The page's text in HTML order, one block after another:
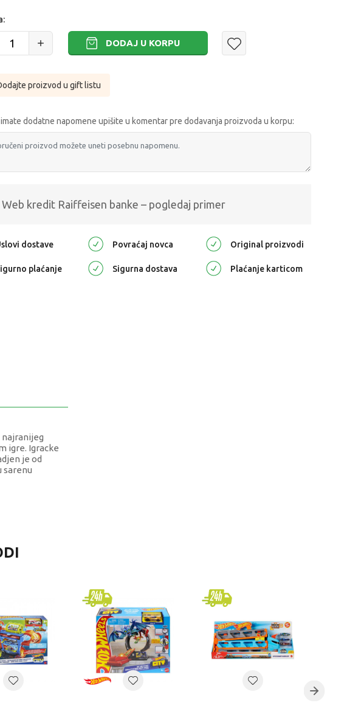
DODAJ U KORPU
proizvod u gift listu
dodatne napomene upišite u komentar pre dodavanja proizvoda u korpu:
Web kredit Raiffeisen banke – pogledaj primer
dostave Povraćaj novca Original proizvodi
plaćanje Sigurna dostava Plaćanje karticom
najranijeg
igre. Igracke
je od
sarenu